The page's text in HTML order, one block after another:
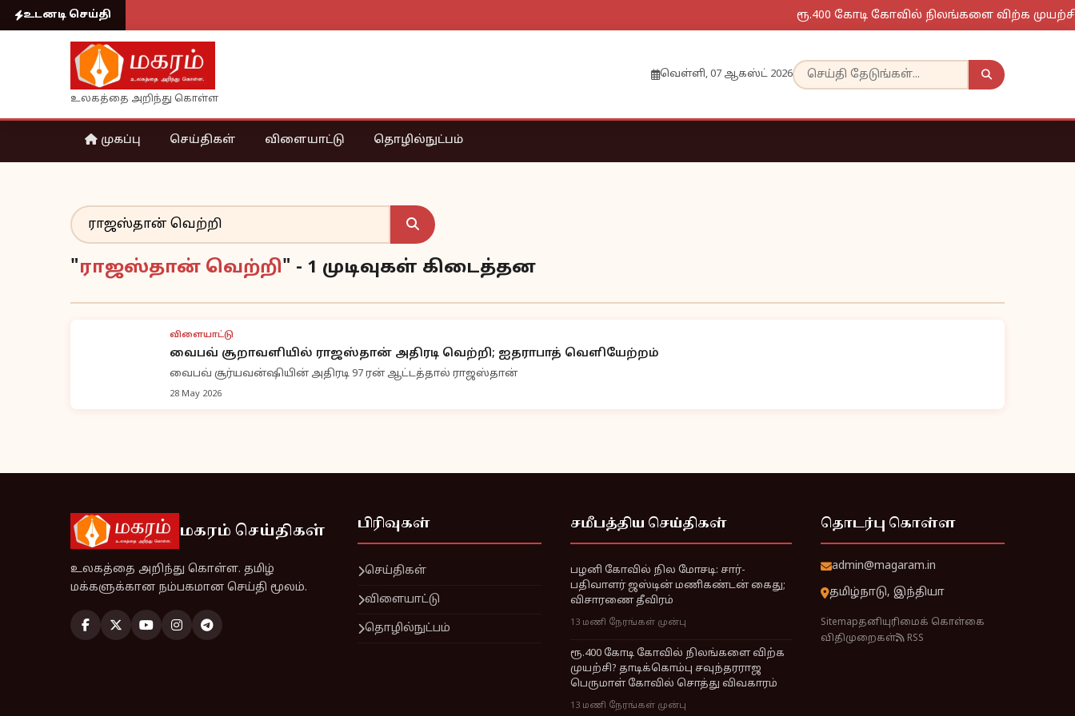
உடனடி செய்தி ரூ.400 கோடி கோவில் நிலங்களை விற்க
உலகத்தை அறிந்து கொள்ள
வெள்ளி, 07 ஆகஸ்ட் 2026
முகப்பு செய்திகள் விளையாட்டு தொழில்நுட்பம்
"ராஜஸ்தான் வெற்றி" - 1 முடிவுகள் கிடைத்தன
விளையாட்டு
வைபவ் சூறாவளியில் ராஜஸ்தான் அதிரடி வெற்றி; ஐதராபாத் வெளியேற்றம்
வைபவ் சூர்யவன்ஷியின் அதிரடி 97 ரன் ஆட்டத்தால் ராஜஸ்தான்
28 May 2026
மகரம் செய்திகள்
உலகத்தை அறிந்து கொள்ள. தமிழ்
மக்களுக்கான நம்பகமான செய்தி மூலம்.
பிரிவுகள்
செய்திகள்
விளையாட்டு
தொழில்நுட்பம்
சமீபத்திய செய்திகள்
பழனி கோவில் நில மோசடி: சார்-
பதிவாளர் ஜஸ்டின் மணிகண்டன் கைது;
விசாரணை தீவிரம்
13 மணி நேரங்கள் முன்பு
ரூ.400 கோடி கோவில் நிலங்களை விற்க
முயற்சி? தாடிக்கொம்பு சவுந்தரராஜ
பெருமாள் கோவில் சொத்து விவகாரம்
13 மணி நேரங்கள் முன்பு
தொடர்பு கொள்ள
admin@magaram.in
தமிழ்நாடு, இந்தியா
Sitemapதனியுரிமைக் கொள்கை
விதிமுறைகள்
RSS